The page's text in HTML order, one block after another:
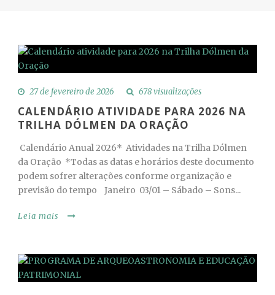
27 de fevereiro de 2026 678 visualizações
CALENDÁRIO ATIVIDADE PARA 2026 NA
TRILHA DÓLMEN DA ORAÇÃO
Calendário Anual 2026* Atividades na Trilha Dólmen
da Oração *Todas as datas e horários deste documento
podem sofrer alterações conforme organização e
previsão do tempo Janeiro 03/01 – Sábado – Sons...
Leia mais